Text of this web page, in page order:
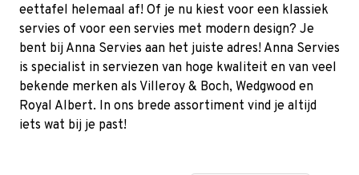
eettafel helemaal af! Of je nu kiest voor een klassiek
servies of voor een servies met modern design? Je
bent bij Anna Servies aan het juiste adres! Anna Servies
is specialist in serviezen van hoge kwaliteit en van veel
bekende merken als Villeroy & Boch, Wedgwood en
Royal Albert. In ons brede assortiment vind je altijd
iets wat bij je past!